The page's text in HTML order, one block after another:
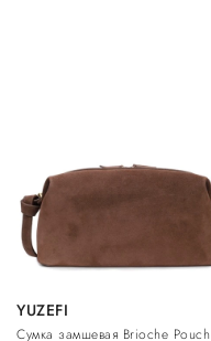
YUZEFI
Сумка замшевая Brioche Pouch